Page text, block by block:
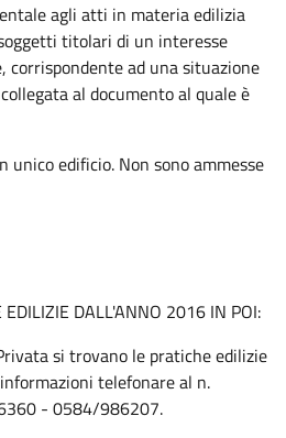
agli atti in materia edilizia
titolari di un interesse
ad una situazione
al documento al quale è
unico edificio. Non sono ammesse
EDILIZIE DALL'ANNO 2016 IN POI:
si trovano le pratiche edilizie
telefonare al n.
- 0584/986207.